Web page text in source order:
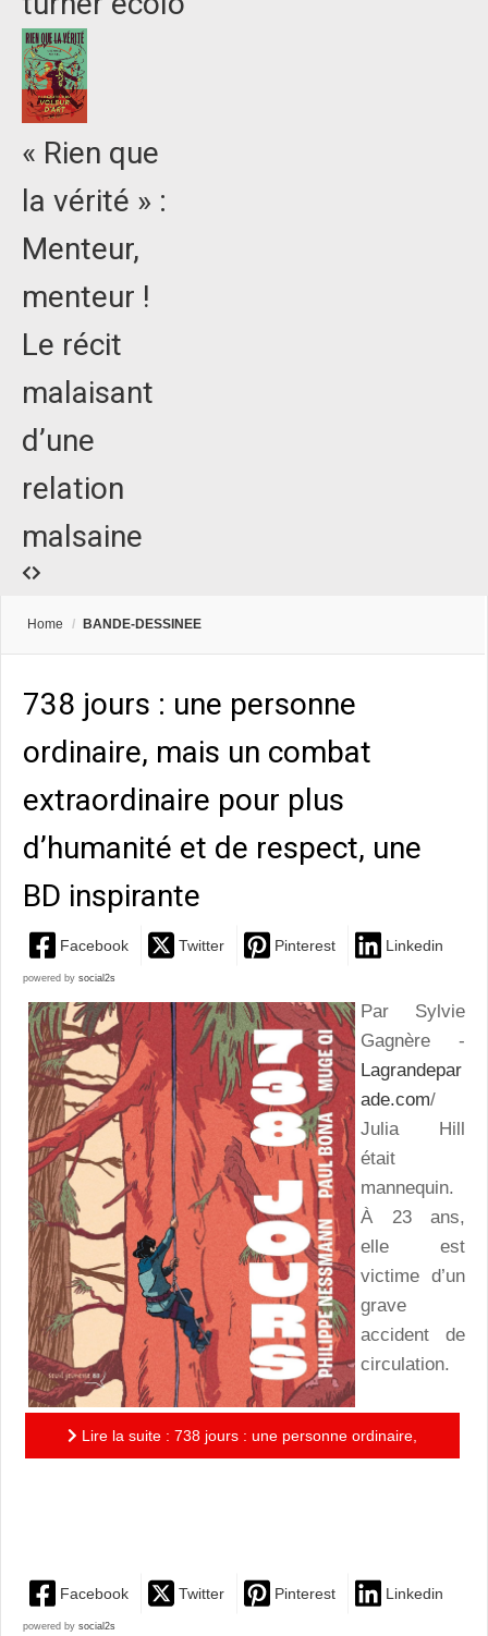
« Rien que
la vérité » :
Menteur,
menteur !
Le récit
malaisant
d’une
relation
malsaine
Home / BANDE-DESSINEE
738 jours : une personne
ordinaire, mais un combat
extraordinaire pour plus
d’humanité et de respect, une
BD inspirante
Facebook Twitter Pinterest Linkedin
powered by social2s
Par Sylvie
Gagnère -
Lagrandepar
ade.com/
Julia Hill
était
mannequin.
À 23 ans,
elle est
victime d’un
grave
accident de
circulation.
Lire la suite : 738 jours : une personne ordinaire,
Facebook Twitter Pinterest Linkedin
powered by social2s